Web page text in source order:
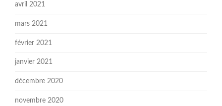
avril 2021
mars 2021
février 2021
janvier 2021
décembre 2020
novembre 2020